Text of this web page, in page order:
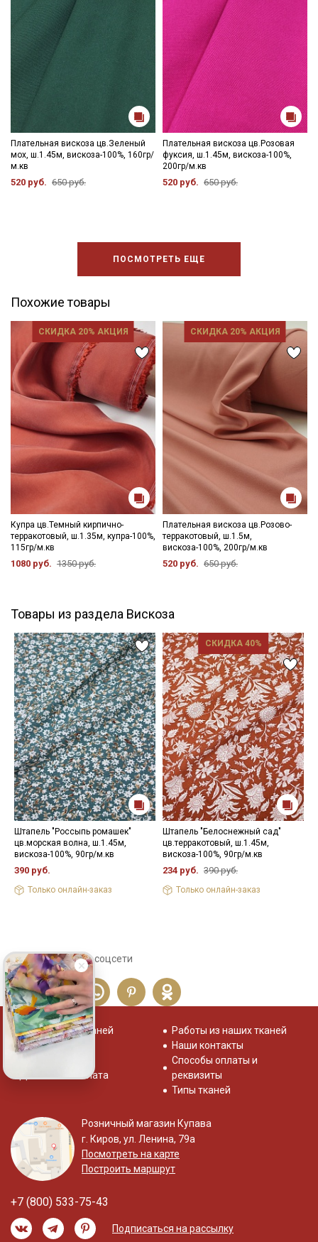
Плательная вискоза цв.Зеленый
мох, ш.1.45м, вискоза-100%, 160гр/
м.кв
520 руб. 650 руб.
Плательная вискоза цв.Розовая
фуксия, ш.1.45м, вискоза-100%,
200гр/м.кв
520 руб. 650 руб.
ПОСМОТРЕТЬ ЕЩЕ
Похожие товары
СКИДКА 20% АКЦИЯ
Купра цв.Темный кирпично-
терракотовый, ш.1.35м, купра-100%,
115гр/м.кв
1080 руб. 1350 руб.
СКИДКА 20% АКЦИЯ
Плательная вискоза цв.Розово-
терракотовый, ш.1.5м,
вискоза-100%, 200гр/м.кв
520 руб. 650 руб.
Товары из раздела Вискоза
Штапель "Россыпь ромашек"
цв.морская волна, ш.1.45м,
вискоза-100%, 90гр/м.кв
390 руб.
Только онлайн-заказ
СКИДКА 40%
Штапель "Белоснежный сад"
цв.терракотовый, ш.1.45м,
вискоза-100%, 90гр/м.кв
234 руб. 390 руб.
Только онлайн-заказ
Сохраните себе в соцсети
Распродажа тканей
Отзывы о нас
Доставка и оплата
Работы из наших тканей
Наши контакты
Способы оплаты и
реквизиты
Типы тканей
Розничный магазин Купава
г. Киров, ул. Ленина, 79а
Посмотреть на карте
Построить маршрут
+7 (800) 533-75-43
Подписаться на рассылку